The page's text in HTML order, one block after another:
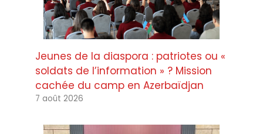
Jeunes de la diaspora : patriotes ou «
soldats de l’information » ? Mission
cachée du camp en Azerbaïdjan
7 août 2026